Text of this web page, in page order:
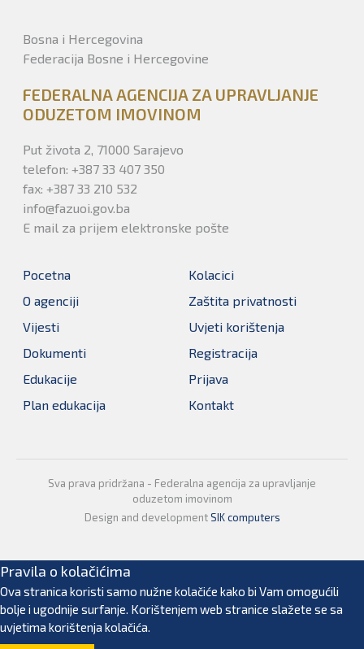
Bosna i Hercegovina
Federacija Bosne i Hercegovine
FEDERALNA AGENCIJA ZA UPRAVLJANJE
ODUZETOM IMOVINOM
Put života 2, 71000 Sarajevo
telefon: +387 33 407 350
fax: +387 33 210 532
info@fazuoi.gov.ba
E mail za prijem elektronske pošte
Pocetna
O agenciji
Vijesti
Dokumenti
Edukacije
Plan edukacija
Kolacici
Zaštita privatnosti
Uvjeti korištenja
Registracija
Prijava
Kontakt
Sva prava pridržana - Federalna agencija za upravljanje
oduzetom imovinom
Design and developmentSIK computers
Pravila o kolačićima
Ova stranica koristi samo nužne kolačiće kako bi Vam omogućili
bolje i ugodnije surfanje. Korištenjem web stranice slažete se sa
uvjetima korištenja kolačića.